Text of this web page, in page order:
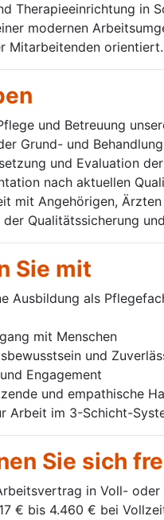
Therapieeinrichtung in
modernen
Mitarbeitenden orientiert.
und Betreuung
Grund- und
und Evaluation
nach aktuellen
mit Angehörigen,
Qualitätssicherung
Sie mit
Ausbildung als
mit Menschen
und
Engagement
und empathische
Arbeit im 3-Schicht-
Sie sich
in Voll- oder
€ bis 4.460 € bei